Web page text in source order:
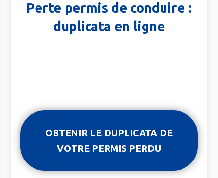
Perte permis de conduire :
duplicata en ligne
OBTENIR LE DUPLICATA DE
VOTRE PERMIS PERDU